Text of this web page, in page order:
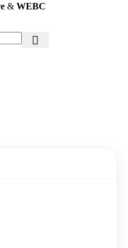
& WEBC